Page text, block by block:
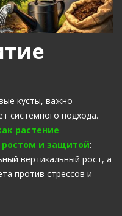
кусты, важно
системного подхода.
растение
и защитой:
вертикальный рост, а
против стрессов и